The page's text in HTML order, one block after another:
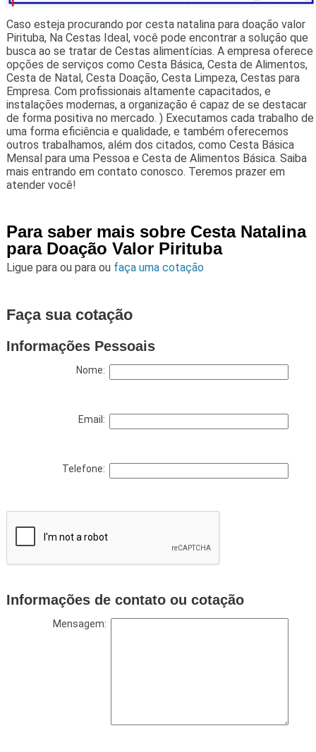
Caso esteja procurando por cesta natalina para doação valor
Pirituba, Na Cestas Ideal, você pode encontrar a solução que
busca ao se tratar de Cestas alimentícias. A empresa oferece
opções de serviços como Cesta Básica, Cesta de Alimentos,
Cesta de Natal, Cesta Doação, Cesta Limpeza, Cestas para
Empresa. Com profissionais altamente capacitados, e
instalações modernas, a organização é capaz de se destacar
de forma positiva no mercado. ) Executamos cada trabalho de
uma forma eficiência e qualidade, e também oferecemos
outros trabalhamos, além dos citados, como Cesta Básica
Mensal para uma Pessoa e Cesta de Alimentos Básica. Saiba
mais entrando em contato conosco. Teremos prazer em
atender você!
Para saber mais sobre Cesta Natalina
para Doação Valor Pirituba
Ligue para ou para ou faça uma cotação
Faça sua cotação
Informações Pessoais
Nome:
Email:
Telefone:
Informações de contato ou cotação
Mensagem: